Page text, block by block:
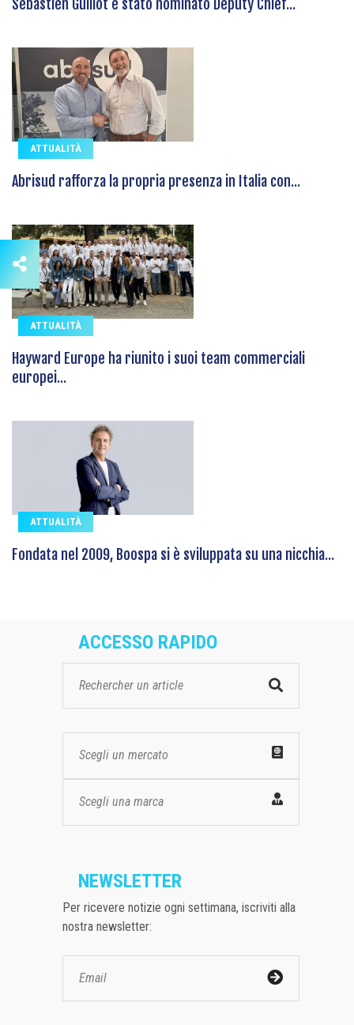
Sébastien Guillot è stato nominato Deputy Chief...
ATTUALITÀ
Abrisud rafforza la propria presenza in Italia con...
ATTUALITÀ
Hayward Europe ha riunito i suoi team commerciali
europei...
ATTUALITÀ
Fondata nel 2009, Boospa si è sviluppata su una nicchia...
ACCESSO RAPIDO
Scegli un mercato
Scegli una marca
NEWSLETTER
Per ricevere notizie ogni settimana, iscriviti alla
nostra newsletter: